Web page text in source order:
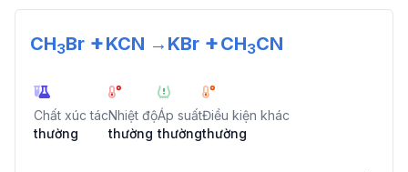
CH3Br +KCN →KBr +CH3CN
Chất xúc tác
thường
Nhiệt độ
thường
Áp suất
thường
Điều kiện khác
thường